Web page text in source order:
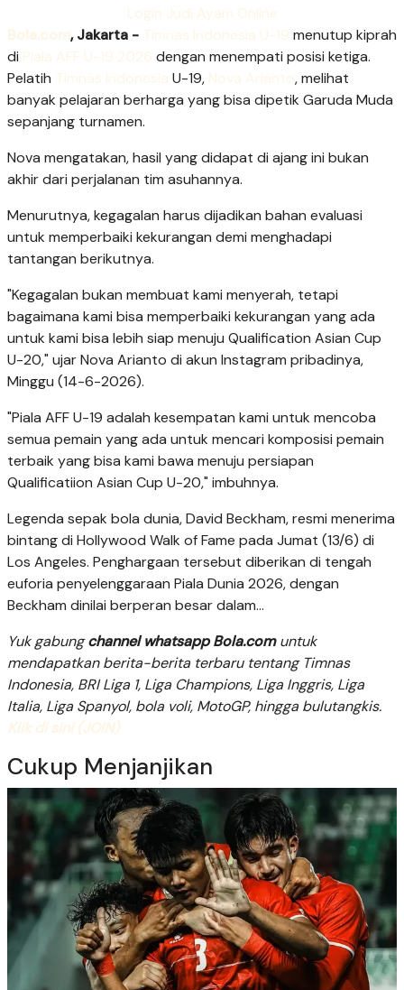
Login Judi Ayam Online
Bola.com, Jakarta - Timnas Indonesia U-19 menutup kiprah
di Piala AFF U-19 2026 dengan menempati posisi ketiga.
Pelatih Timnas Indonesia U-19, Nova Arianto, melihat
banyak pelajaran berharga yang bisa dipetik Garuda Muda
sepanjang turnamen.
Nova mengatakan, hasil yang didapat di ajang ini bukan
akhir dari perjalanan tim asuhannya.
Menurutnya, kegagalan harus dijadikan bahan evaluasi
untuk memperbaiki kekurangan demi menghadapi
tantangan berikutnya.
"Kegagalan bukan membuat kami menyerah, tetapi
bagaimana kami bisa memperbaiki kekurangan yang ada
untuk kami bisa lebih siap menuju Qualification Asian Cup
U-20," ujar Nova Arianto di akun Instagram pribadinya,
Minggu (14-6-2026).
"Piala AFF U-19 adalah kesempatan kami untuk mencoba
semua pemain yang ada untuk mencari komposisi pemain
terbaik yang bisa kami bawa menuju persiapan
Qualificatiion Asian Cup U-20," imbuhnya.
Legenda sepak bola dunia, David Beckham, resmi menerima
bintang di Hollywood Walk of Fame pada Jumat (13/6) di
Los Angeles. Penghargaan tersebut diberikan di tengah
euforia penyelenggaraan Piala Dunia 2026, dengan
Beckham dinilai berperan besar dalam...
Yuk gabungchannel whatsapp Bola.comuntuk
mendapatkan berita-berita terbaru tentang Timnas
Indonesia, BRI Liga 1, Liga Champions, Liga Inggris, Liga
Italia, Liga Spanyol, bola voli, MotoGP, hingga bulutangkis.
Klik di sini (JOIN)
Cukup Menjanjikan